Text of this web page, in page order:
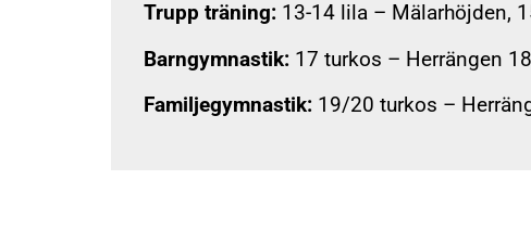
Trupp träning: 13-14 lila – Mälarhöjden,
Barngymnastik: 17 turkos – Herrängen
Familjegymnastik: 19/20 turkos –